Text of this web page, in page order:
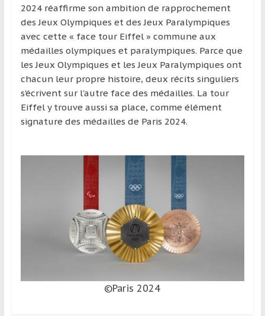
2024 réaffirme son ambition de rapprochement
des Jeux Olympiques et des Jeux Paralympiques
avec cette « face tour Eiffel » commune aux
médailles olympiques et paralympiques. Parce que
les Jeux Olympiques et les Jeux Paralympiques ont
chacun leur propre histoire, deux récits singuliers
s’écrivent sur l’autre face des médailles. La tour
Eiffel y trouve aussi sa place, comme élément
signature des médailles de Paris 2024.
©Paris 2024